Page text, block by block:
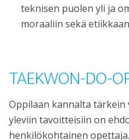
teknisen puolen yli ja
moraaliin sekä
TAEKWON-DO-
Oppilaan kannalta
yleviin tavoitteisiin on
henkilökohtainen